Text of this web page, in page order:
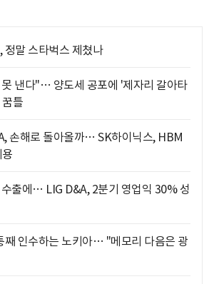
정말 스타벅스 제쳤나
낸다"… 양도세 공포에 '제자리 갈아타
틀
손해로 돌아올까… SK하이닉스, HBM
출에… LIG D&A, 2분기 영업익 30% 성
째 인수하는 노키아… "메모리 다음은 광